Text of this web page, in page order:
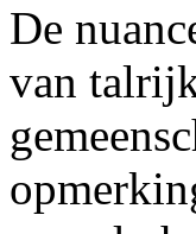
De
van